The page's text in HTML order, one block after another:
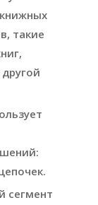
такие
сегмент